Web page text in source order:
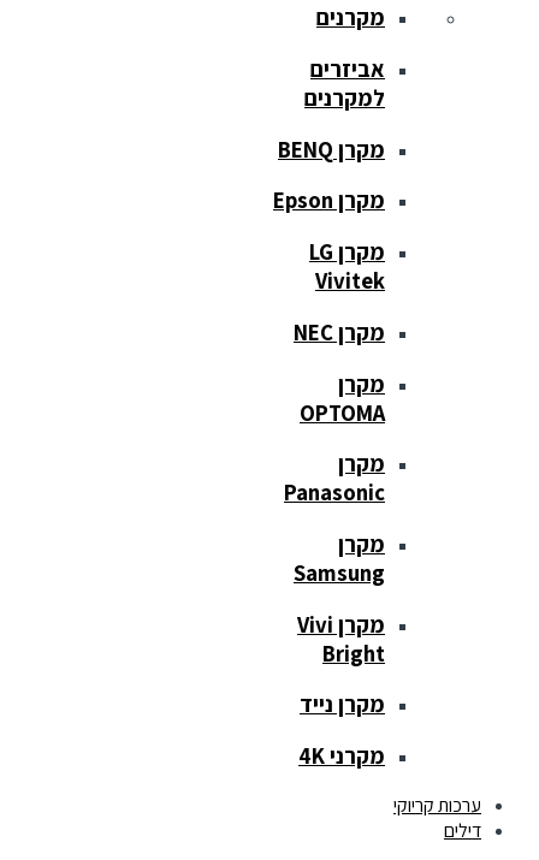
מקרנים
אביזרים
למקרנים
מקרן BENQ
מקרן Epson
מקרן LG
Vivitek
מקרן NEC
מקרן
OPTOMA
מקרן
Panasonic
מקרן
Samsung
מקרן Vivi
Bright
מקרן נייד
מקרני 4K
ערכות קריוקי
דילים